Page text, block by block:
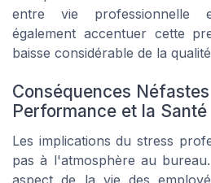
entre vie professionnelle
également accentuer cette
baisse considérable de la
Conséquences
Performance et la Santé
Les implications du stress
pas à l'atmosphère au